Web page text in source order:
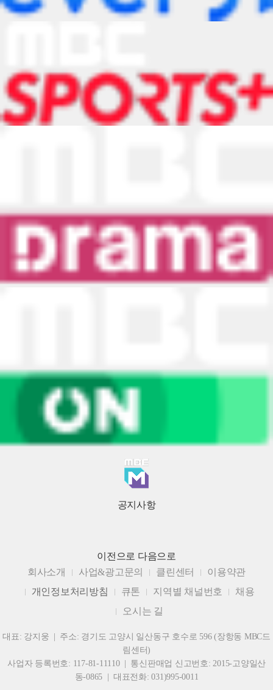
공지사항
이전으로 다음으로
회사소개
사업&광고문의 클린센터
이용약관
개인정보처리방침
큐톤 지역별 채널번호
채용
오시는 길
대표: 강지웅 | 주소: 경기도 고양시 일산동구 호수로 596 (장항동 MBC드
림센터)
사업자 등록번호: 117-81-11110 | 통신판매업 신고번호: 2015-고양일산
동-0865 | 대표전화: 031)995-0011